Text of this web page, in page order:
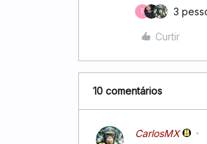
E 3
Curtir
10 comentários
CarlosMX